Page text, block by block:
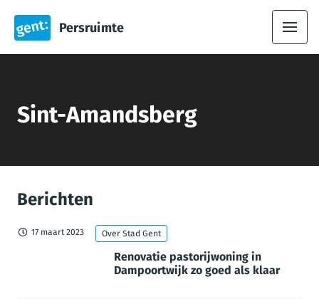
Persruimte
Sint-Amandsberg
Berichten
17 maart 2023 Over Stad Gent
Renovatie pastorijwoning in
Dampoortwijk zo goed als klaar